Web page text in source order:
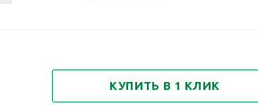
КУПИТЬ В 1 КЛИК